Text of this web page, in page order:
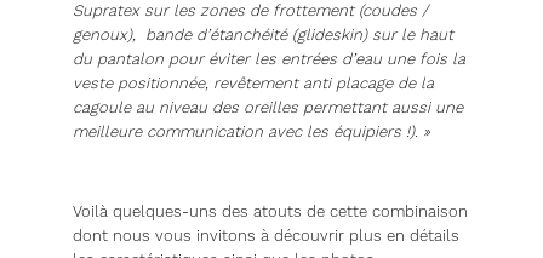
Supratex sur les zones de frottement (coudes /
genoux), bande d’étanchéité (glideskin) sur le haut
du pantalon pour éviter les entrées d’eau une fois la
veste positionnée, revêtement anti placage de la
cagoule au niveau des oreilles permettant aussi une
meilleure communication avec les équipiers !). »
Voilà quelques-uns des atouts de cette combinaison
dont nous vous invitons à découvrir plus en détails